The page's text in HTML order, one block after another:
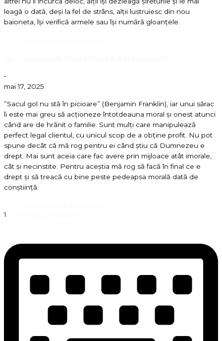
leagă o dată, deși la fel de strâns, alții lustruiesc din nou
baioneta, își verifică armele sau își numără gloanțele.
•
mai 17, 2025
”Sacul gol nu stă în picioare” (Benjamin Franklin), iar unui sărac
îi este mai greu să acționeze întotdeauna moral și onest atunci
când are de hrănit o familie. Sunt mulți care manipulează
perfect legal clientul, cu unicul scop de a obține profit. Nu pot
spune decât că mă rog pentru ei când știu că Dumnezeu e
drept. Mai sunt aceia care fac avere prin mijloace atât imorale,
cât și necinstite. Pentru aceștia mă rog să facă în final ce e
drept și să treacă cu bine peste pedeapsa morală dată de
conștiință.
1